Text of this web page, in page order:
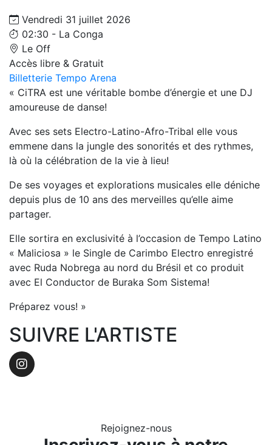
Vendredi 31 juillet 2026
02:30 - La Conga
Le Off
Accès libre & Gratuit
Billetterie Tempo Arena
« CiTRA est une véritable bombe d’énergie et une DJ
amoureuse de danse!
Avec ses sets Electro-Latino-Afro-Tribal elle vous
emmene dans la jungle des sonorités et des rythmes,
là où la célébration de la vie à lieu!
De ses voyages et explorations musicales elle déniche
depuis plus de 10 ans des merveilles qu’elle aime
partager.
Elle sortira en exclusivité à l’occasion de Tempo Latino
« Maliciosa » le Single de Carimbo Electro enregistré
avec Ruda Nobrega au nord du Brésil et co produit
avec El Conductor de Buraka Som Sistema!
Préparez vous! »
SUIVRE L'ARTISTE
Instagram
Rejoignez-nous